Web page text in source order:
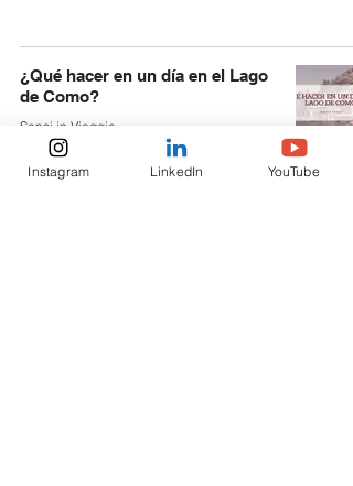
¿Qué hacer en un día en el Lago
de Como?
Sensi in Viaggio
7 nov 2020
6 min de lectura
Instagram LinkedIn YouTube